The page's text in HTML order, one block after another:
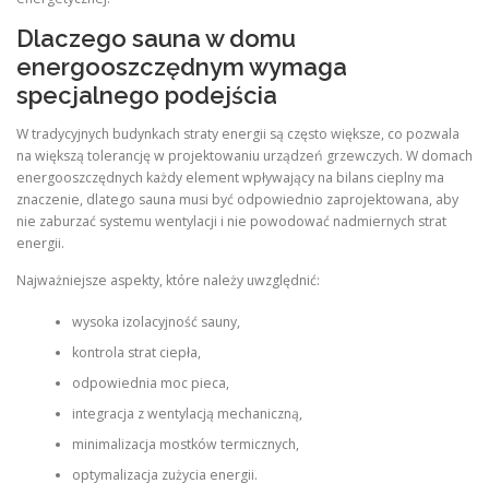
Dlaczego sauna w domu
energooszczędnym wymaga
specjalnego podejścia
W tradycyjnych budynkach straty energii są często większe, co pozwala
na większą tolerancję w projektowaniu urządzeń grzewczych. W domach
energooszczędnych każdy element wpływający na bilans cieplny ma
znaczenie, dlatego sauna musi być odpowiednio zaprojektowana, aby
nie zaburzać systemu wentylacji i nie powodować nadmiernych strat
energii.
Najważniejsze aspekty, które należy uwzględnić:
wysoka izolacyjność sauny,
kontrola strat ciepła,
odpowiednia moc pieca,
integracja z wentylacją mechaniczną,
minimalizacja mostków termicznych,
optymalizacja zużycia energii.